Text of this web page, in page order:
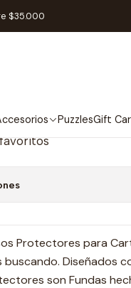
PuzzlesGift
$35.000
69x94mm
|
Protectores para
Diseñados
son Fundas